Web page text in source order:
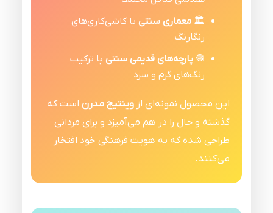
🏛️ معماری سنتی با کاشی‌کاری‌های
رنگارنگ
🧶 پارچه‌های قدیمی سنتی با ترکیب
رنگ‌های گرم و سرد
این محصول نمونه‌ای از وینتیج مدرن است که
گذشته و حال را در هم می‌آمیزد و برای مردانی
طراحی شده که به هویت فرهنگی خود افتخار
می‌کنند.